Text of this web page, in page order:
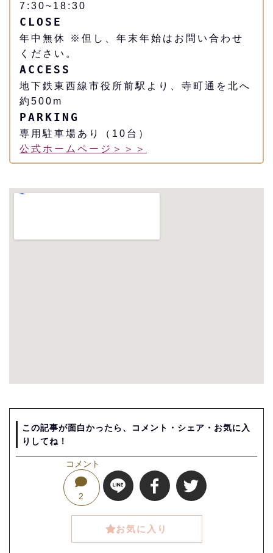
7:30~18:30
CLOSE
年中無休 ※但し、年末年始はお問い合わせ
ください。
ACCESS
地下鉄東西線市役所前駅より、寺町通を北へ
約500m
PARKING
専用駐車場あり（10台）
公式ホームページ＞＞＞
この記事が面白かったら、コメント・シェア・お気に入
りしてね！
コメント
2
お気に入り